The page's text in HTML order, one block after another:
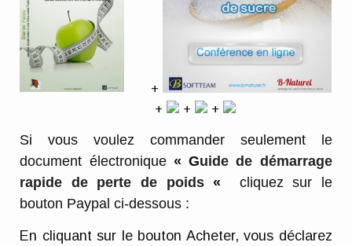
+
+
+ +
Si vous voulez commander seulement le
document électronique« Guide de démarrage
rapide de perte de poids«
cliquez sur le
bouton Paypal ci-dessous :
En cliquant sur le bouton Acheter, vous déclarez